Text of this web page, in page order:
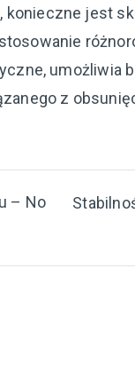
konieczne jest
umożliwia
z
– No